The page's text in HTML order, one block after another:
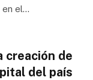
en el…
creación de
del país